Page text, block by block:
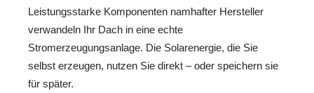
Leistungsstarke Komponenten namhafter Hersteller
verwandeln Ihr Dach in eine echte
Stromerzeugungsanlage. Die Solarenergie, die Sie
selbst erzeugen, nutzen Sie direkt – oder speichern sie
für später.